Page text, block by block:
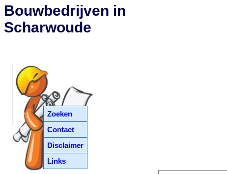
Zoeken
Contact
Disclaimer
Links
Bouwbedrijven in
Scharwoude